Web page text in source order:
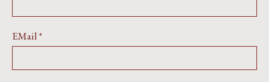
EMail*